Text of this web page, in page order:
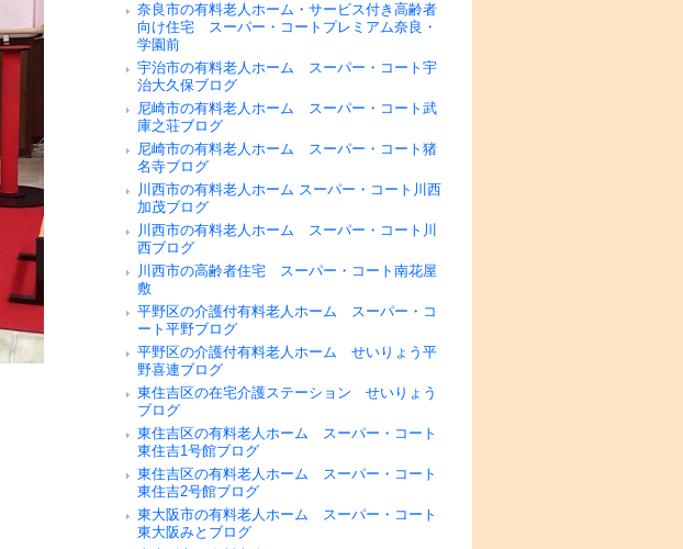
奈良市の有料老人ホーム・サービス付き高齢者
向け住宅 スーパー・コートプレミアム奈良・
学園前
宇治市の有料老人ホーム スーパー・コート宇
治大久保ブログ
尼崎市の有料老人ホーム スーパー・コート武
庫之荘ブログ
尼崎市の有料老人ホーム スーパー・コート猪
名寺ブログ
川西市の有料老人ホーム スーパー・コート川西
加茂ブログ
川西市の有料老人ホーム スーパー・コート川
西ブログ
川西市の高齢者住宅 スーパー・コート南花屋
敷
平野区の介護付有料老人ホーム スーパー・コ
ート平野ブログ
平野区の介護付有料老人ホーム せいりょう平
野喜連ブログ
東住吉区の在宅介護ステーション せいりょう
ブログ
東住吉区の有料老人ホーム スーパー・コート
東住吉1号館ブログ
東住吉区の有料老人ホーム スーパー・コート
東住吉2号館ブログ
東大阪市の有料老人ホーム スーパー・コート
東大阪みとブログ